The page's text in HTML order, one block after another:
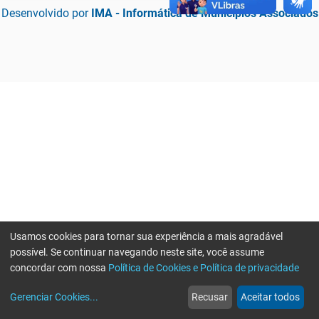
Desenvolvido por IMA - Informática de Municípios Associados
web
Notícias
more_horiz
Mais
Usamos cookies para tornar sua experiência a mais agradável
possível. Se continuar navegando neste site, você assume
concordar com nossa Política de Cookies e Política de privacidade
Gerenciar Cookies... Recusar Aceitar todos
Erro ao enviar informações, por favor tente novamente